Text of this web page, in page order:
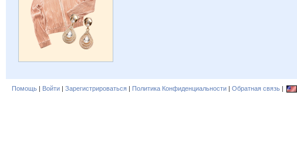
Помощь | Войти | Зарегистрироваться | Политика Конфиденциальности | Обратная связь |